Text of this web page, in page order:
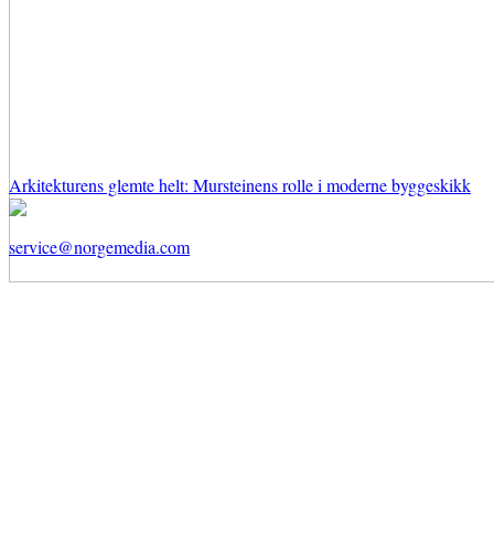
Arkitekturens glemte helt: Mursteinens rolle i moderne byggeskikk
service@norgemedia.com